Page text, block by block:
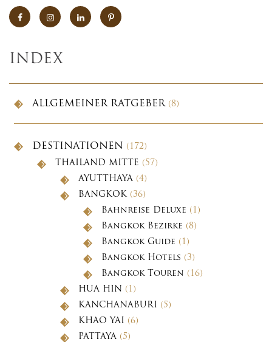
INDEX
ALLGEMEINER RATGEBER(8)
DESTINATIONEN (172)
THAILAND MITTE (57)
AYUTTHAYA (4)
BANGKOK(36)
Bahnreise Deluxe (1)
Bangkok Bezirke (8)
Bangkok Guide (1)
Bangkok Hotels (3)
Bangkok Touren (16)
HUA HIN (1)
KANCHANABURI (5)
KHAO YAI (6)
PATTAYA (5)